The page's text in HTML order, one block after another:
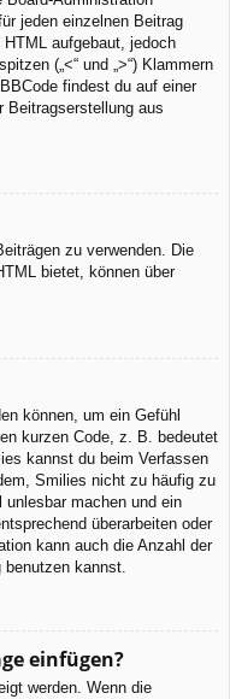
jeden einzelnen Beitrag
aufgebaut, jedoch
(„<“ und „>“) Klammern
findest du auf einer
Beitragserstellung aus
zu verwenden. Die
bietet, können über
können, um ein Gefühl
kurzen Code, z. B. bedeutet
kannst du beim Verfassen
Smilies nicht zu häufig zu
machen und ein
überarbeiten oder
kann auch die Anzahl der
kannst.
einfügen?
werden. Wenn die